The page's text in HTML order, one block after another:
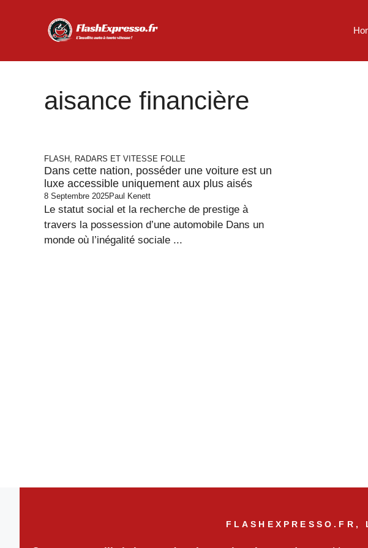
aisance financière
FLASH, RADARS ET VITESSE FOLLE
Dans cette nation, posséder une voiture est un
luxe accessible uniquement aux plus aisés
8 Septembre 2025Paul Kenett
Le statut social et la recherche de prestige à
travers la possession d’une automobile Dans un
monde où l’inégalité sociale ...